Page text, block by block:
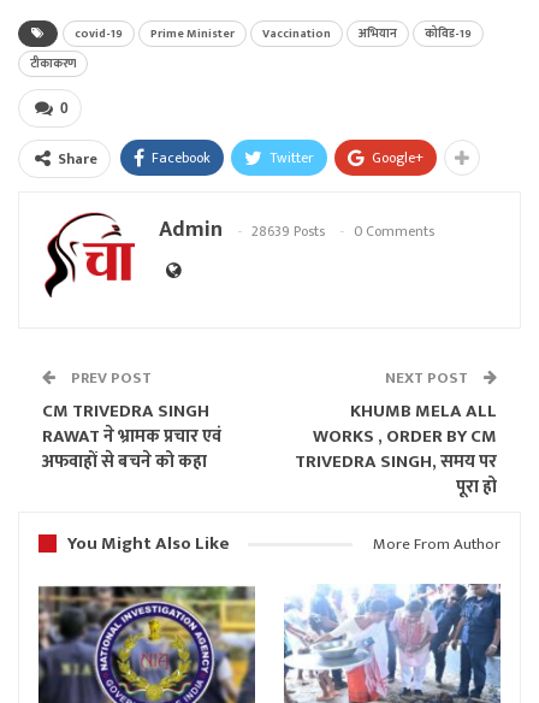
covid-19 Prime Minister Vaccination अभियान
कोविड-19
टीकाकरण
0
Share Facebook Twitter Google+
Admin 28639 Posts 0 Comments
PREV POST
CM TRIVEDRA SINGH
RAWAT ने भ्रामक प्रचार एवं
अफवाहों से बचने को कहा
NEXT POST
KHUMB MELA ALL
WORKS , ORDER BY CM
TRIVEDRA SINGH, समय पर
पूरा हो
You Might Also Like
More From Author